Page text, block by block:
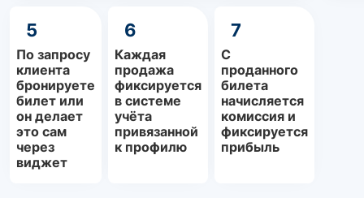
5
По запросу
клиента
бронируете
билет или
он делает
это сам
через
виджет
6
Каждая
продажа
фиксируется
в системе
учёта
привязанной
к профилю
7
С
проданного
билета
начисляется
комиссия и
фиксируется
прибыль